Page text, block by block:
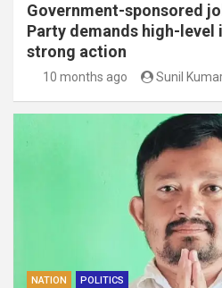
Government-sponsored
Party demands high-level
strong action
10 months ago Sunil
NATION POLITICS